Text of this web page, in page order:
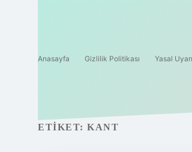
Anasayfa Gizlilik Politikası Yasal Uyarı
ETIKET: KANT